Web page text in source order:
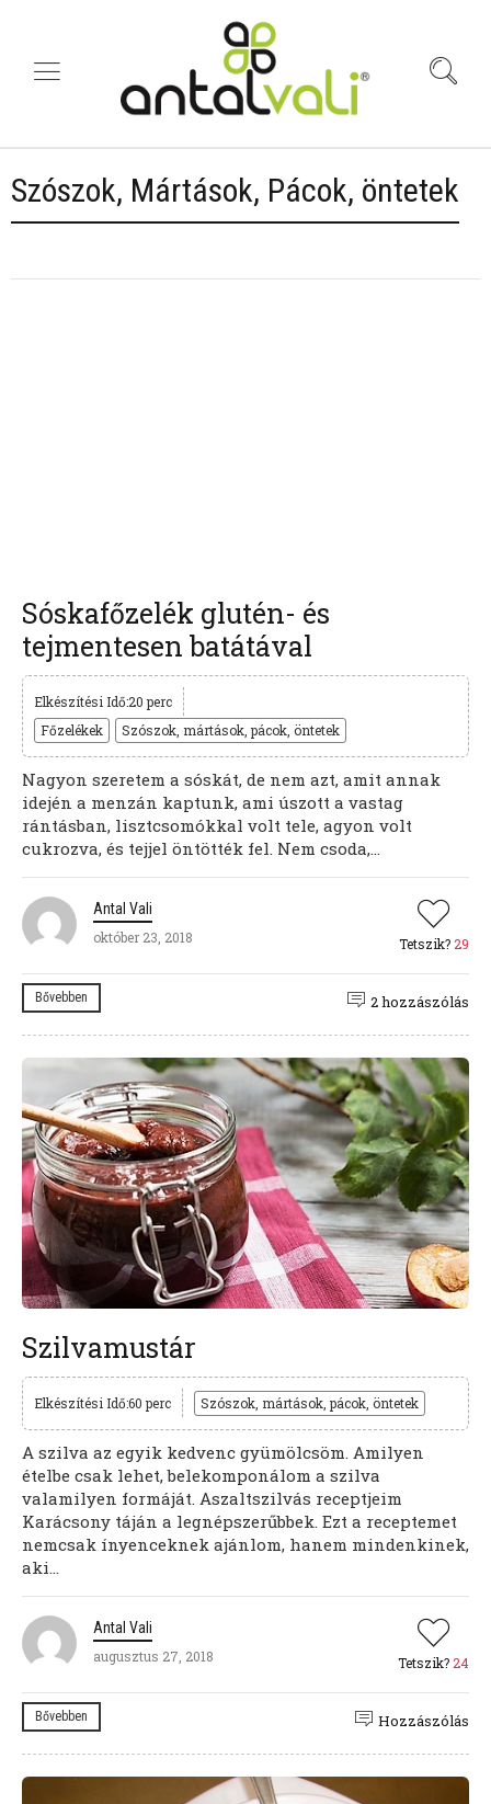
Szószok, Mártások, Pácok, öntetek
Sóskafőzelék glutén- és
tejmentesen batátával
Elkészítési Idő:20 perc
Főzelékek
Szószok, mártások, pácok, öntetek
Nagyon szeretem a sóskát, de nem azt, amit annak
idején a menzán kaptunk, ami úszott a vastag
rántásban, lisztcsomókkal volt tele, agyon volt
cukrozva, és tejjel öntötték fel. Nem csoda,...
Antal Vali
október 23, 2018
Tetszik? 29
Bővebben 2 hozzászólás
Szilvamustár
Elkészítési Idő:60 perc Szószok, mártások, pácok, öntetek
A szilva az egyik kedvenc gyümölcsöm. Amilyen
ételbe csak lehet, belekomponálom a szilva
valamilyen formáját. Aszaltszilvás receptjeim
Karácsony táján a legnépszerűbbek. Ezt a receptemet
nemcsak ínyenceknek ajánlom, hanem mindenkinek,
aki...
Antal Vali
augusztus 27, 2018
Tetszik? 24
Bővebben Hozzászólás